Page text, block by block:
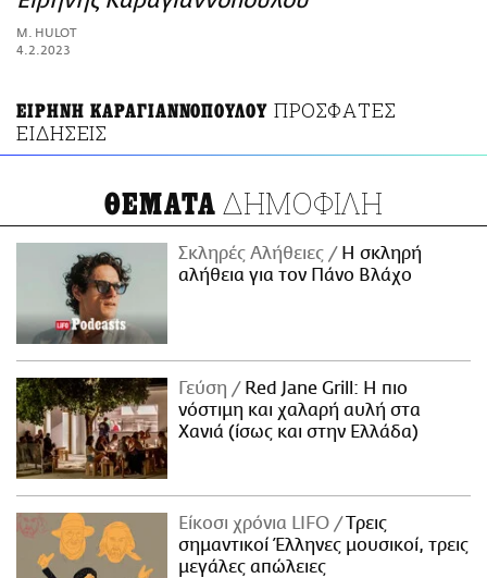
ΑΜΠΑ
PRINT
M. HULOT
4.2.2023
ΕΙΡΗΝΗ ΚΑΡΑΓΙΑΝΝΟΠΟΥΛΟΥ ΠΡΟΣΦΑΤΕΣ
ΕΙΔΗΣΕΙΣ
ΘΕΜΑΤΑ ΔΗΜΟΦΙΛΗ
Σκληρές Αλήθειες
H σκληρή
αλήθεια για τον Πάνο Βλάχο
Γεύση
Red Jane Grill: Η πιο
νόστιμη και χαλαρή αυλή στα
Χανιά (ίσως και στην Ελλάδα)
Είκοσι χρόνια LIFO
Tρεις
σημαντικοί Έλληνες μουσικοί, τρεις
μεγάλες απώλειες